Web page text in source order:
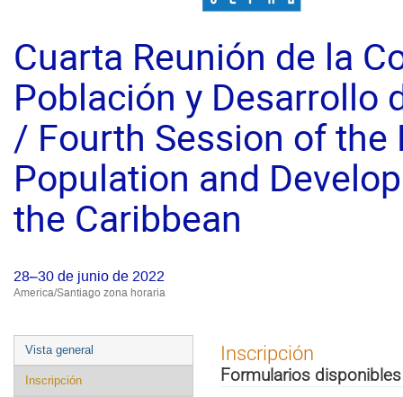
Cuarta Reunión de la
Población y Desarrollo
/ Fourth Session of the
Population and
the Caribbean
28–30 de junio de 2022
America/Santiago zona horaria
Event
menu
Vista general
Inscripción
Inscripción
Formularios disponibles